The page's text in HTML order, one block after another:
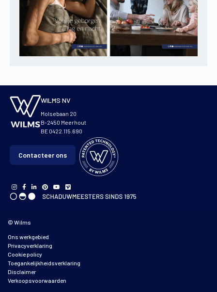
WILMS NV
Molsebaan 20
B-2450 Meerhout
BE 0422.115.690
Contacteer ons
© Wilms
Ons werkgebied
Privacyverklaring
Cookie policy
Toegankelijkheidsverklaring
Disclaimer
Verkoopsvoorwaarden